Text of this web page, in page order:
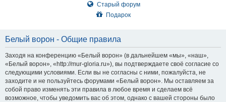
Старый форум
Подарок
Белый ворон - Общие правила
Заходя на конференцию «Белый ворон» (в дальнейшем «мы», «наш»,
«Белый ворон», «http://mur-gloria.ru»), вы подтверждаете своё согласие со
следующими условиями. Если вы не согласны с ними, пожалуйста, не
заходите и не пользуйтесь форумами «Белый ворон». Мы оставляем за
собой право изменять эти правила в любое время и сделаем всё
возможное, чтобы уведомить вас об этом, однако с вашей стороны было